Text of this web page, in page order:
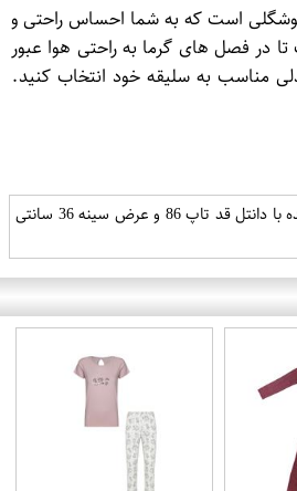
و خوشگلی است که به شما احساس راحتی و
در فصل های گرما به راحتی هوا عبور
مناسب به سلیقه خود انتخاب کنید.
ست لباس خواب دو تکه زنانه، دوخته شده از پارچه توری تاپ دارای دو عدد بند قابل تنظیم و غیر قابل جدا شدن پایین لباس دارای فرم دامنی و تزئین شده با دانتل قد تاپ 86 و عرض سینه 36 سانتی